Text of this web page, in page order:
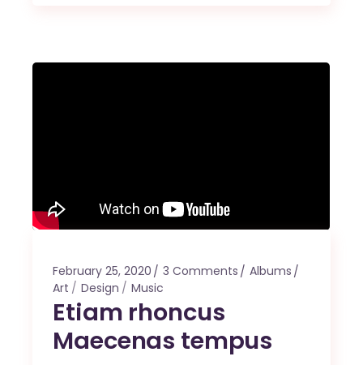
February 25, 2020 3 Comments
Albums
Art
Design Music
Etiam rhoncus
Maecenas tempus